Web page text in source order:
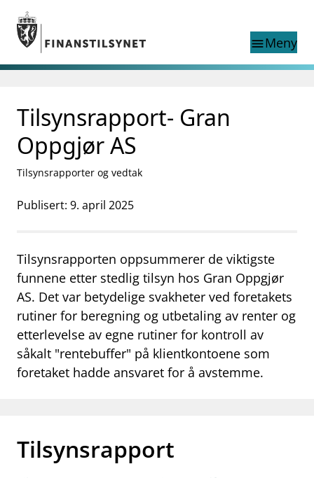
Gå til hovedinnhold
Gå til søkesiden
menuMeny
nettstedet
language
English
exist in English
Tilsyn
Aktuelt
Finanstilsynets registre
businessOm Finanstilsynet
mail_outline Kontakt oss
work_outlineJobb hos oss
dashboard Informasjon for investorer
Tilsynsrapport- Gran
Oppgjør AS
Tilsynsrapporter og vedtak
Publisert: 9. april 2025
Tilsynsrapporten oppsummerer de viktigste
funnene etter stedlig tilsyn hos Gran Oppgjør
AS. Det var betydelige svakheter ved foretakets
rutiner for beregning og utbetaling av renter og
etterlevelse av egne rutiner for kontroll av
såkalt "rentebuffer" på klientkontoene som
foretaket hadde ansvaret for å avstemme.
Tilsynsrapport